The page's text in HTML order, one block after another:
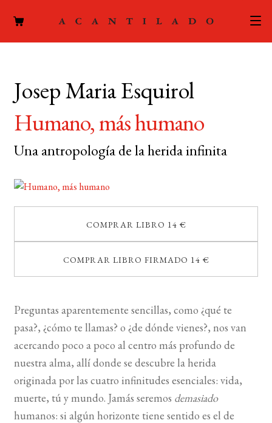
AUTORES
ACTUALIDAD
PODCAST
FOREIGN RIGHTS
CONTACTO
LISTA DE LIBROS
Josep Maria Esquirol
Humano, más humano
Una antropología de la herida infinita
COMPRAR LIBRO 14 €
COMPRAR LIBRO FIRMADO 14 €
Preguntas aparentemente sencillas, como ¿qué te
pasa?, ¿cómo te llamas? o ¿de dónde vienes?, nos van
acercando poco a poco al centro más profundo de
nuestra alma, allí donde se descubre la herida
originada por las cuatro infinitudes esenciales: vida,
muerte, tú y mundo. Jamás seremos demasiado
humanos: si algún horizonte tiene sentido es el de